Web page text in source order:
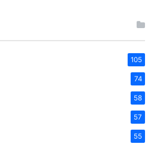
105
74
58
57
55